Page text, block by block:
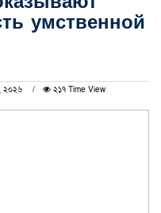
умственной
২০২৬ ২১৭ Time View